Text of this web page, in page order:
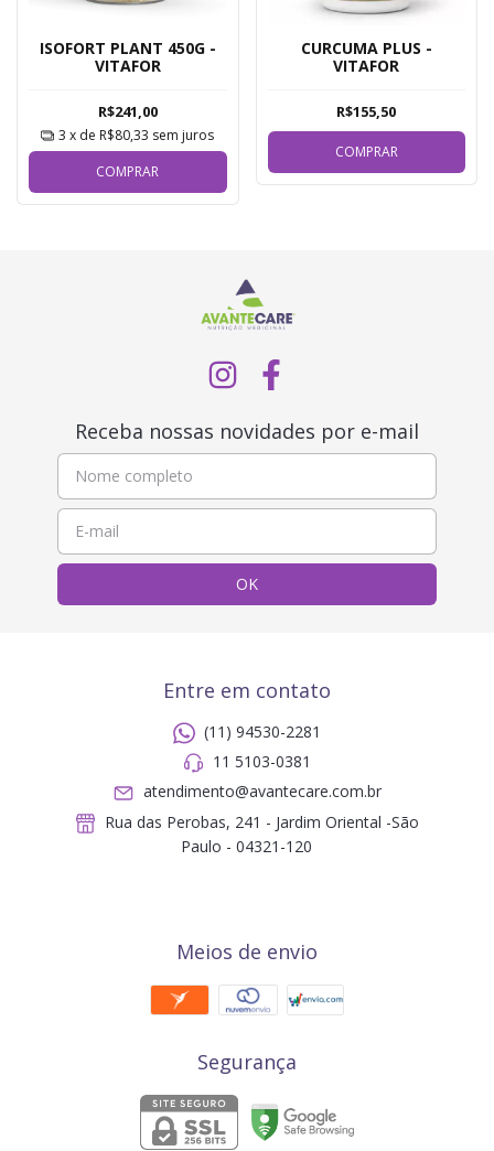
ISOFORT PLANT 450G -
VITAFOR
R$241,00
3 x de R$80,33 sem juros
COMPRAR
CURCUMA PLUS -
VITAFOR
R$155,50
COMPRAR
Receba nossas novidades por e-mail
Entre em contato
(11) 94530-2281
11 5103-0381
atendimento@avantecare.com.br
Rua das Perobas, 241 - Jardim Oriental -São
Paulo - 04321-120
Meios de envio
Segurança